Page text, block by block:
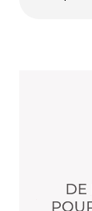
On
c’est
de la
19 janvier